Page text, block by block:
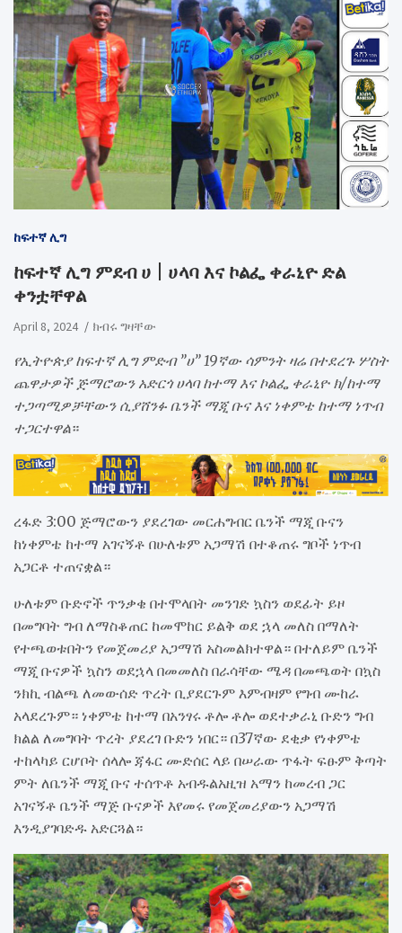
ከፍተኛ ሊግ
ከፍተኛ ሊግ ምደብ ሀ | ሀላባ እና ኮልፌ ቀራኒዮ ድል
ቀንቷቸዋል
April 8, 2024 ክብሩ ግዛቸው
የኢትዮጵያ ከፍተኛ ሊግ ምድብ ”ሀ” 19ኛው ሳምንት ዛሬ በተደረጉ ሦስት
ጨዋታዎች ጅማሮውን አድርጎ ሀላባ ከተማ እና ኮልፌ ቀራኒዮ ክ/ከተማ
ተጋጣሚዎቻቸውን ሲያሸንፉ ቤንች ማጂ ቡና እና ነቀምቴ ከተማ ነጥብ
ተጋርተዋል።
ረፋድ 3:00 ጅማሮውን ያደረገው መርሐግብር ቤንች ማጂ ቡናን
ከነቀምቴ ከተማ አገናኝቶ በሁለቱም አጋማሽ በተቆጠሩ ግቦች ነጥብ
አጋርቶ ተጠናቋል።
ሁለቱም ቡድኖች ጥንቃቄ በተሞላበት መንገድ ኳስን ወደፊት ይዞ
በመግባት ግብ ለማስቆጠር ከመሞከር ይልቅ ወደ ኋላ መለስ በማለት
የተጫወቱበትን የመጀመሪያ አጋማሽ አስመልክተዋል። በተለይም ቤንች
ማጂ ቡናዎች ኳስን ወደኋላ በመመለስ በራሳቸው ሜዳ በመጫወት በኳስ
ንክኪ ብልጫ ለመውሰድ ጥረት ቢያደርጉም እምብዛም የግብ ሙከራ
አላደረጉም። ነቀምቴ ከተማ በአንፃሩ ቶሎ ቶሎ ወደተቃራኒ ቡድን ግብ
ክልል ለመግባት ጥረት ያደረገ ቡድን ነበር። በ37ኛው ደቂቃ የነቀምቴ
ተከላካይ ርሆቦት ሰላሎ ጃፋር ሙድሰር ላይ በሠራው ጥፋት ፍፁም ቅጣት
ምት ለቤንች ማጂ ቡና ተሰጥቶ አብዱልአዚዝ አማን ከመረብ ጋር
አገናኝቶ ቤንች ማጅ ቡናዎች እየመሩ የመጀመሪያውን አጋማሽ
እንዲያገባድዱ አድርጓል።